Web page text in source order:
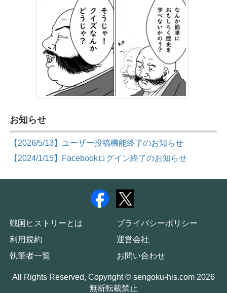
お知らせ
【2026/5/13】ユーザー投稿機能終了のお知らせ
【2024/1/15】Facebookログイン終了のお知らせ
戦国ヒストリーとは
プライバシーポリシー
利用規約
運営会社
執筆者一覧
お問い合わせ
All Rights Reserved, Copyright © sengoku-his.com 2026
無断転載禁止